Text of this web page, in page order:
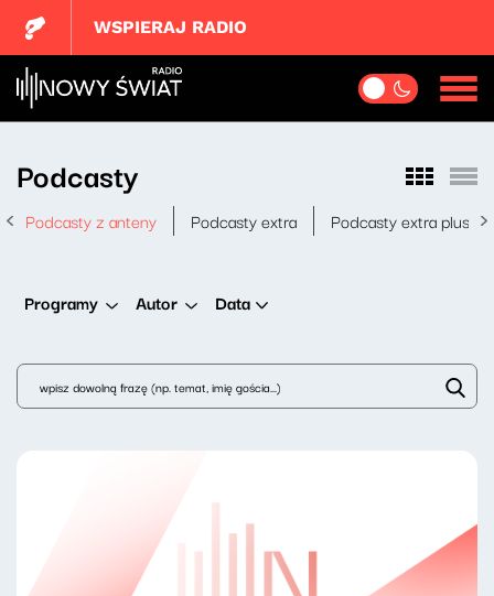
WSPIERAJ RADIO
Podcasty
Podcasty z anteny Podcasty extra Podcasty extra plus
Programy Autor Data